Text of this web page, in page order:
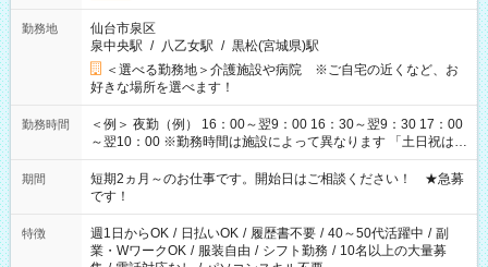
勤務地
仙台市泉区
泉中央駅 / 八乙女駅 / 黒松(宮城県)駅
＜選べる勤務地＞介護施設や病院 ※ご自宅の近くなど、お
好きな場所を選べます！
勤務時間
＜例＞ 夜勤（例） 16：00～翌9：00 16：30～翌9：30 17：00
～翌10：00 ※勤務時間は施設によって異なります 「土日祝は休
みたい」 「しっかり稼ぎたい」 「もう少し遅い時間から始めた
い」など ご希望にあったお仕事をご案内いたします。 ※未経験
の方の場合は1～2ヶ月間は日中での仕事を経験いただき、 お
仕事に慣れてからの夜勤になります。 ★家庭の都合でお休みが
必要な場合も遠慮なくご相談ください。
期間
短期2ヵ月～のお仕事です。開始日はご相談ください！ ★急募
です！
特徴 週1日からOK / 日払いOK / 履歴書不要 / 40～50代活躍中 / 副
業・WワークOK / 服装自由 / シフト勤務 / 10名以上の大量募